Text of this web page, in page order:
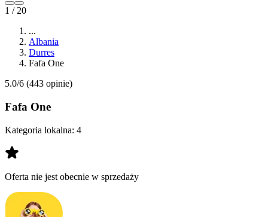
1 / 20
...
Albania
Durres
Fafa One
5.0/6 (443 opinie)
Fafa One
Kategoria lokalna: 4
Oferta nie jest obecnie w sprzedaży